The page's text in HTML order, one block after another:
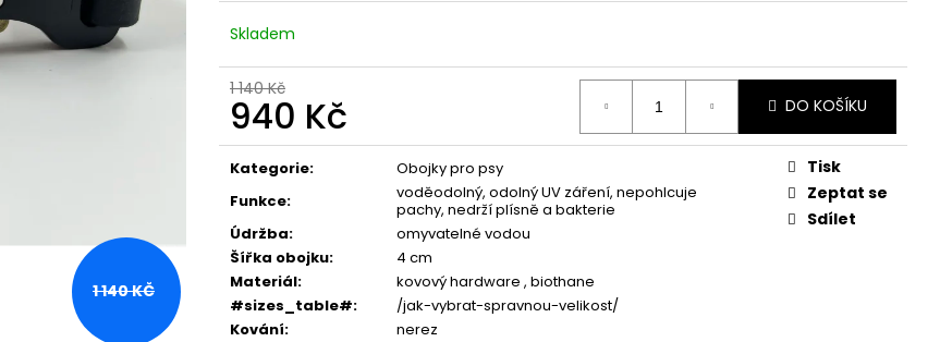
Skladem
1 140 Kč
940 Kč
Měrná
cena:
DO KOŠÍKU
Kategorie:
Obojky pro psy
Funkce:
voděodolný, odolný UV záření, nepohlcuje
pachy, nedrží plísně a bakterie
Údržba:
omyvatelné vodou
Šířka obojku:
4 cm
Materiál:
kovový hardware , biothane
#sizes_table#:
/jak-vybrat-spravnou-velikost/
Kování:
nerez
Tisk
Zeptat se
Sdílet
1 140 KČ